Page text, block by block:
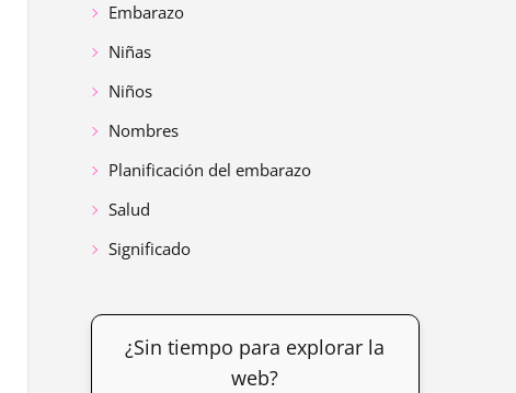
Embarazo
Niñas
Niños
Nombres
Planificación del embarazo
Salud
Significado
¿Sin tiempo para explorar la
web?